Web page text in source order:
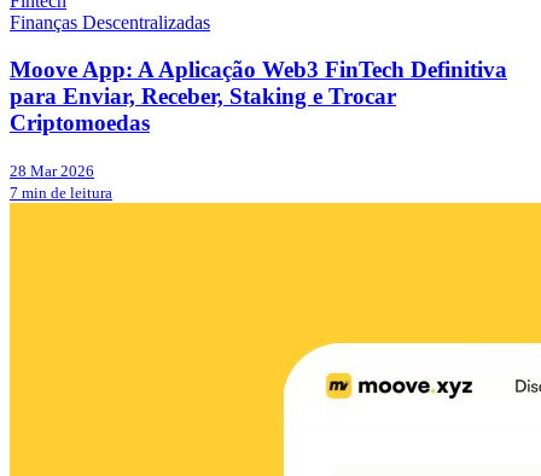
Finanças Descentralizadas
Moove App: A Aplicação Web3 FinTech Definitiva
para Enviar, Receber, Staking e Trocar
Criptomoedas
28 Mar 2026
7 min de leitura